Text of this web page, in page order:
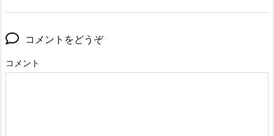
コメントをどうぞ
コメント